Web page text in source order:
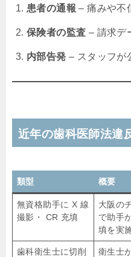
患者の通報 – 痛みや不
保険者の監査 – 請求デ
内部告発 – スタッフが
近年の歯科医師法違
類型 概要
無資格助手に X 線
撮影・ CR 充填
大阪の
で助手
填を実
歯科衛生士に切削 衛生士